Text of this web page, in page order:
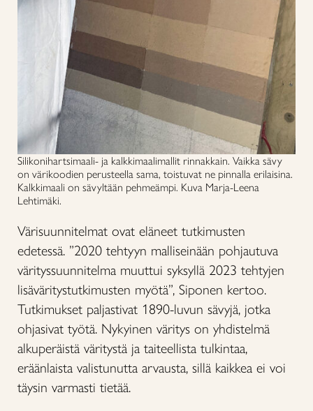
Silikonihartsimaali- ja kalkkimaalimallit rinnakkain. Vaikka sävy
on värikoodien perusteella sama, toistuvat ne pinnalla erilaisina.
Kalkkimaali on sävyltään pehmeämpi. Kuva Marja-Leena
Lehtimäki.
Värisuunnitelmat ovat eläneet tutkimusten
edetessä. ”2020 tehtyyn malliseinään pohjautuva
värityssuunnitelma muuttui syksyllä 2023 tehtyjen
lisäväritystutkimusten myötä”, Siponen kertoo.
Tutkimukset paljastivat 1890-luvun sävyjä, jotka
ohjasivat työtä. Nykyinen väritys on yhdistelmä
alkuperäistä väritystä ja taiteellista tulkintaa,
eräänlaista valistunutta arvausta, sillä kaikkea ei voi
täysin varmasti tietää.